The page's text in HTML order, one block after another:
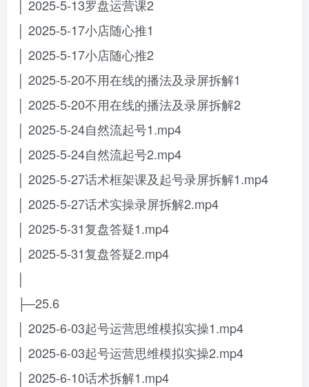
│ 2025-5-13罗盘运营课2
│ 2025-5-17小店随心推1
│ 2025-5-17小店随心推2
│ 2025-5-20不用在线的播法及录屏拆解1
│ 2025-5-20不用在线的播法及录屏拆解2
│ 2025-5-24自然流起号1.mp4
│ 2025-5-24自然流起号2.mp4
│ 2025-5-27话术框架课及起号录屏拆解1.mp4
│ 2025-5-27话术实操录屏拆解2.mp4
│ 2025-5-31复盘答疑1.mp4
│ 2025-5-31复盘答疑2.mp4
│
├─25.6
│ 2025-6-03起号运营思维模拟实操1.mp4
│ 2025-6-03起号运营思维模拟实操2.mp4
│ 2025-6-10话术拆解1.mp4